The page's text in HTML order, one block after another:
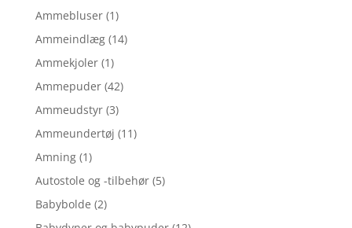
Ammebluser (1)
Ammeindlæg (14)
Ammekjoler (1)
Ammepuder (42)
Ammeudstyr (3)
Ammeundertøj (11)
Amning (1)
Autostole og -tilbehør (5)
Babybolde (2)